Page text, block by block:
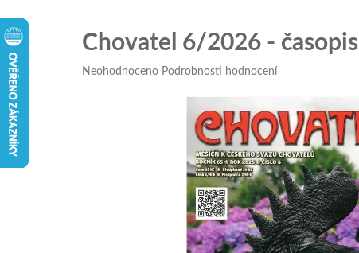
Chovatel 6/2026 - časopis
Průměrné
Neohodnoceno Podrobnosti hodnocení